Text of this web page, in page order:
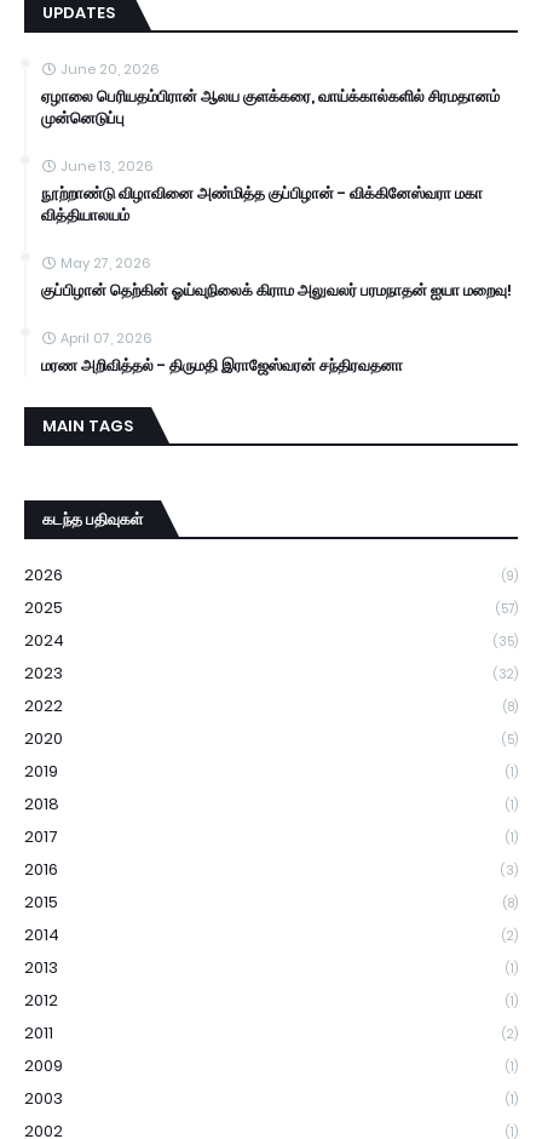
UPDATES
June 20, 2026
ஏழாலை பெரியதம்பிரான் ஆலய குளக்கரை, வாய்க்கால்களில் சிரமதானம்
முன்னெடுப்பு
June 13, 2026
நூற்றாண்டு விழாவினை அண்மித்த குப்பிழான் - விக்கினேஸ்வரா மகா
வித்தியாலயம்
May 27, 2026
குப்பிழான் தெற்கின் ஓய்வுநிலைக் கிராம அலுவலர் பரமநாதன் ஐயா மறைவு!
April 07, 2026
மரண அறிவித்தல் - திருமதி இராஜேஸ்வரன் சந்திரவதனா
MAIN TAGS
கடந்த பதிவுகள்
2026 (9)
2025 (57)
2024 (35)
2023 (32)
2022 (8)
2020 (5)
2019 (1)
2018 (1)
2017 (1)
2016 (3)
2015 (8)
2014 (2)
2013 (1)
2012 (1)
2011 (2)
2009 (1)
2003 (1)
2002 (1)